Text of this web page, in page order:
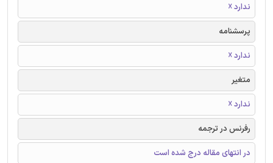
ندارد ☓
پرسشنامه
ندارد ☓
متغیر
ندارد ☓
رفرنس در ترجمه
در انتهای مقاله درج شده است